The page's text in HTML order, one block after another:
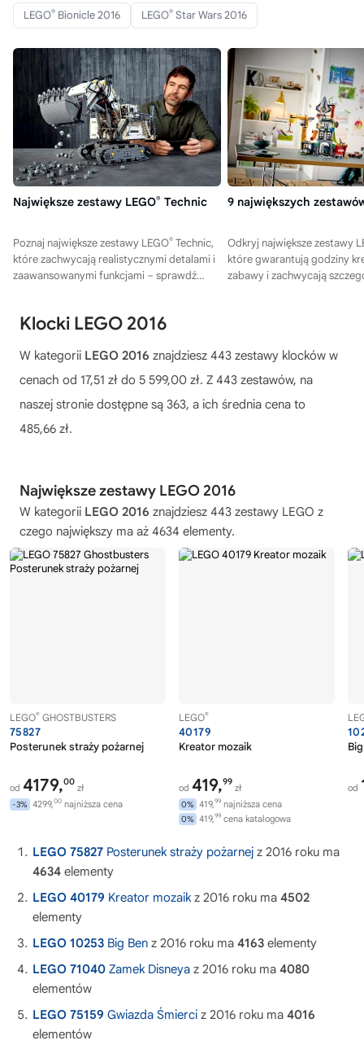
LEGO® Bionicle 2016 LEGO® Star Wars 2016
Największe zestawy LEGO® Technic
Poznaj największe zestawy LEGO® Technic,
które zachwycają realistycznymi detalami i
zaawansowanymi funkcjami – sprawdź
9 największych
Odkryj największe zestawy
które gwarantują godziny
zabawy i zachwycają
Klocki LEGO 2016
W kategorii LEGO 2016 znajdziesz 443 zestawy klocków w
cenach od 17,51 zł do 5 599,00 zł. Z 443 zestawów, na
naszej stronie dostępne są 363, a ich średnia cena to
485,66 zł.
Największe zestawy LEGO 2016
W kategorii LEGO 2016 znajdziesz 443 zestawy LEGO z
czego największy ma aż 4634 elementy.
LEGO® GHOSTBUSTERS
75827
Posterunek straży pożarnej
od 4179,00
zł
-3% 4299,00 najniższa cena
LEGO®
40179
Kreator mozaik
od 419,99
zł
0% 419,99 najniższa cena
0% 419,99 cena katalogowa
od
LEGO 75827 Posterunek straży pożarnej z 2016 roku ma
4634 elementy
LEGO 40179 Kreator mozaik z 2016 roku ma 4502
elementy
LEGO 10253 Big Ben z 2016 roku ma 4163 elementy
LEGO 71040 Zamek Disneya z 2016 roku ma 4080
elementów
LEGO 75159 Gwiazda Śmierci z 2016 roku ma 4016
elementów